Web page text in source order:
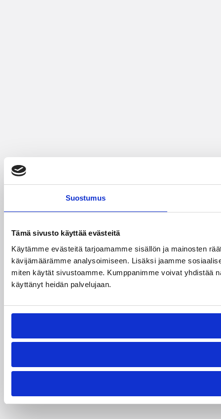
Suostumus
Tämä sivusto käyttää evästeitä
Käytämme evästeitä tarjoamamme sisällön ja mainosten
kävijämäärämme analysoimiseen. Lisäksi jaamme
miten käytät sivustoamme. Kumppanimme voivat yhdistää
käyttänyt heidän palvelujaan.